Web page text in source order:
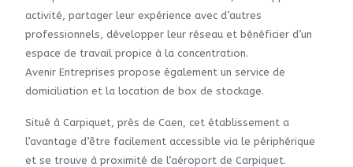
activité, partager leur expérience avec d’autres
professionnels, développer leur réseau et bénéficier d’un
espace de travail propice à la concentration.
Avenir Entreprises propose également un service de
domiciliation et la location de box de stockage.
Situé à Carpiquet, près de Caen, cet établissement a
l’avantage d’être facilement accessible via le périphérique
et se trouve à proximité de l’aéroport de Carpiquet.